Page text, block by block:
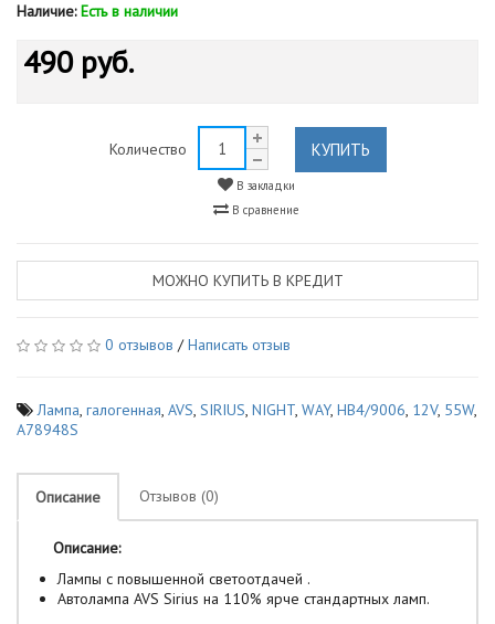
Наличие: Есть в наличии
490 руб.
Количество КУПИТЬ
В закладки
В сравнение
МОЖНО КУПИТЬ В КРЕДИТ
0 отзывов /Написать отзыв
Лампа, галогенная, AVS, SIRIUS, NIGHT, WAY, HB4/9006, 12V, 55W,
A78948S
Описание Отзывов (0)
Описание:
Лампы с повышенной светоотдачей .
Автолампа AVS Sirius на 110% ярче стандартных ламп.